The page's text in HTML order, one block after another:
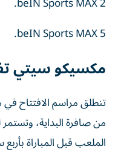
beIN Sports MAX 5.
مكسيكو سيتي
تنطلق مراسم الافتتاح
الملعب قبل المباراة